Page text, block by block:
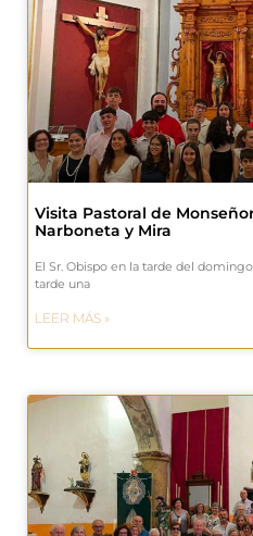
Visita Pastoral de
Narboneta y Mira
El Sr. Obispo en la tarde del
tarde una
LEER MÁS »